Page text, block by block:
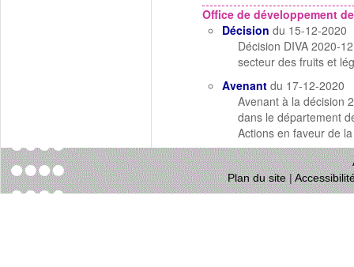
Office de développement
Décision du 15-12-2020
Décision DIVA 2020-
secteur des fruits et
Avenant du 17-12-2020
Avenant à la décision
dans le département
Actions en faveur de
Plan du site|